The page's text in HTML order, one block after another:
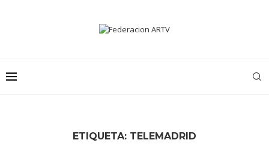
ETIQUETA: TELEMADRID